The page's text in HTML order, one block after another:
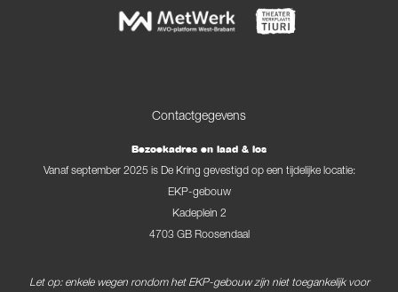
Contactgegevens
Bezoekadres en laad & los
Vanaf september 2025 is De Kring gevestigd op een tijdelijke locatie:
EKP-gebouw
Kadeplein 2
4703 GB Roosendaal
Let op: enkele wegen rondom het EKP-gebouw zijn niet toegankelijk voor